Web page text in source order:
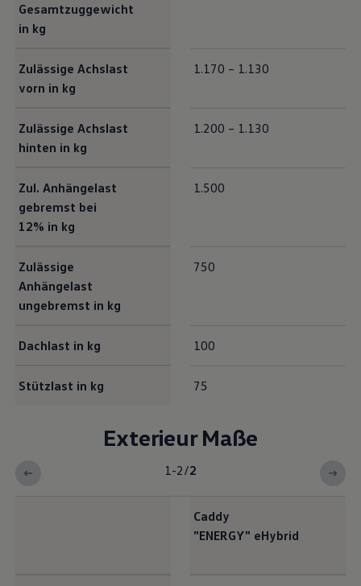
Gesamtzuggewicht
in kg
Zulässige Achslast
vorn in kg
1.170 – 1.130
Zulässige Achslast
hinten in kg
1.200 – 1.130
Zul. Anhängelast
gebremst bei
12% in kg
1.500
Zulässige
Anhängelast
ungebremst in kg
750
Dachlast in kg 100
Stützlast in kg 75
Exterieur Maße
1-2/2
Caddy
"ENERGY" eHybrid